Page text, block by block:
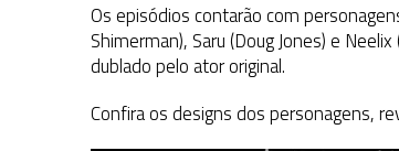
Os episódios contarão com
Shimerman), Saru (Doug Jones) e
dublado pelo ator original.
Confira os designs dos personagens,